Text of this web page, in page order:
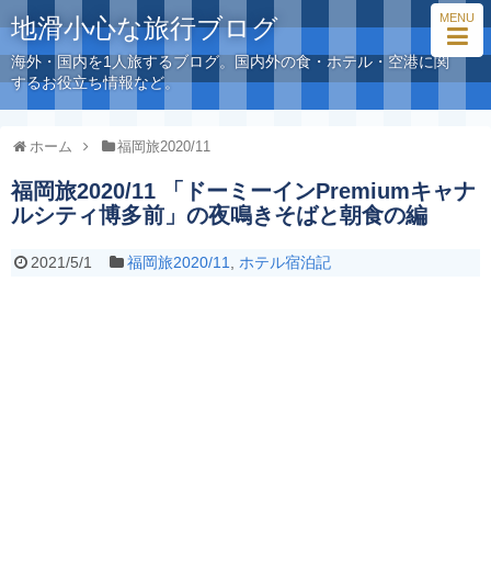
MENU
地滑小心な旅行ブログ
海外・国内を1人旅するブログ。国内外の食・ホテル・空港に関
するお役立ち情報など。
ホーム 福岡旅2020/11
福岡旅2020/11 「ドーミーインPremiumキャナ
ルシティ博多前」の夜鳴きそばと朝食の編
2021/5/1 福岡旅2020/11 ホテル宿泊記